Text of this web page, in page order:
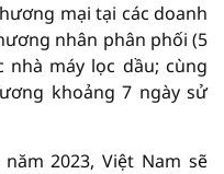
mại tại các doanh
nhân phân phối (5
máy lọc dầu; cùng
khoảng 7 ngày sử
2023, Việt Nam sẽ